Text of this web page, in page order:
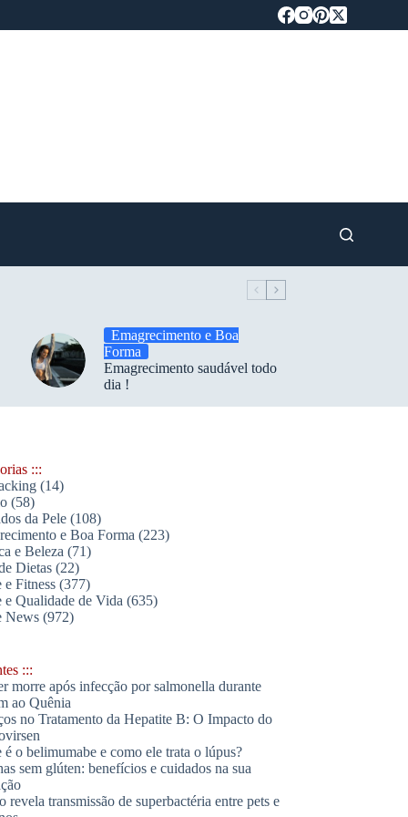
Emagrecimento e Boa
Forma
Emagrecimento saudável todo
dia !
:::
(14)
(58)
da Pele(108)
e Boa Forma (223)
e Beleza (71)
Dietas(22)
e Fitness(377)
e Qualidade de Vida (635)
News(972)
:::
morre após infecção por salmonella durante
ao Quênia
no Tratamento da Hepatite B: O Impacto do
é o belimumabe e como ele trata o lúpus?
sem glúten: benefícios e cuidados na sua
revela transmissão de superbactéria entre pets e